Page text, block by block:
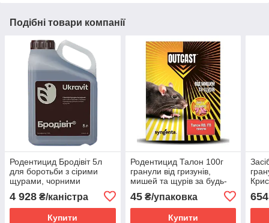
Подібні товари компанії
Родентицид Бродівіт 5л
для боротьби з сірими
щурами, чорними
щурами, домашніми і
польовими мишами
4 928 ₴/каністра
Купити
Родентицид Талон 100г
гранули від гризунів,
мишей та щурів за будь-
45₴/упаковка
Купити
654